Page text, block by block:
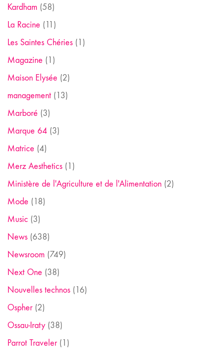
Kardham (58)
La Racine (11)
Les Saintes Chéries (1)
Magazine (1)
Maison Elysée (2)
management (13)
Marboré (3)
Marque 64 (3)
Matrice (4)
Merz Aesthetics (1)
Ministère de l'Agriculture et de l'Alimentation (2)
Mode (18)
Music (3)
News (638)
Newsroom (749)
Next One (38)
Nouvelles technos (16)
Ospher(2)
Ossau-Iraty (38)
Parrot Traveler(1)